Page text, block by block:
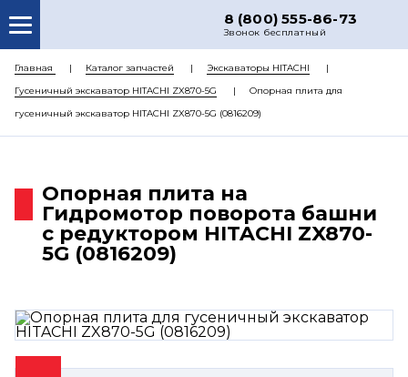
8 (800) 555-86-73
Звонок бесплатный
О НАС
КАТАЛОГ ЗАПЧАСТЕЙ
РЕМОНТ
ЦЕНЫ
КОНТАКТЫ
Главная Каталог запчастей
Экскаваторы HITACHI
Гусеничный экскаватор HITACHI ZX870-5G
Опорная плита для
гусеничный экскаватор HITACHI ZX870-5G (0816209)
Опорная плита на
Гидромотор поворота башни
с редуктором HITACHI ZX870-
5G (0816209)